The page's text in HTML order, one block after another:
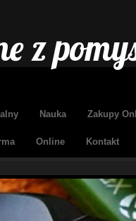
z
Nauka Zakupy
Online Kontakt